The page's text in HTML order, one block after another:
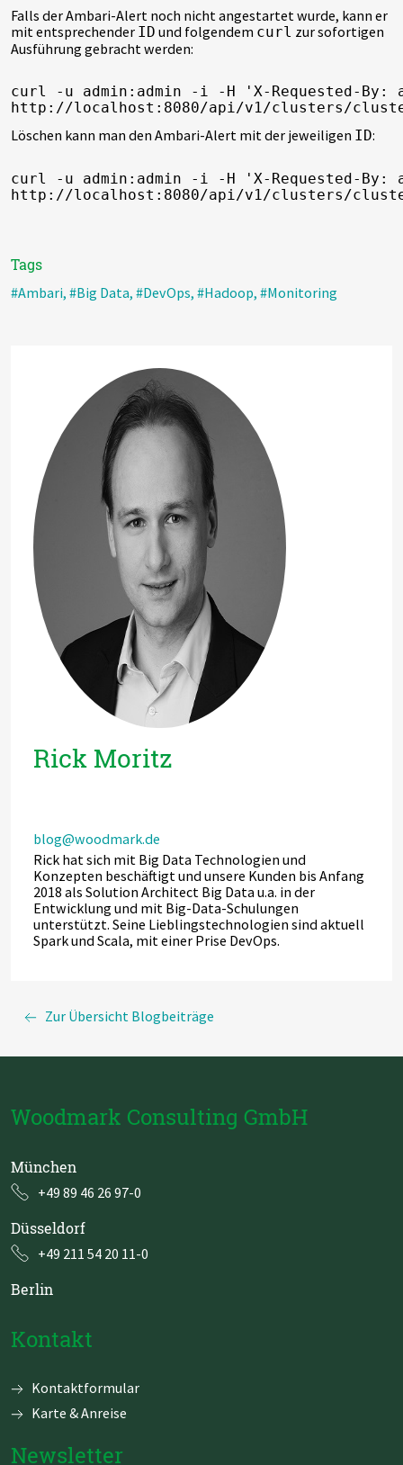
Falls der Ambari-Alert noch nicht angestartet wurde, kann er
mit entsprechender ID und folgendem curl zur sofortigen
Ausführung gebracht werden:
curl -u admin:admin -i -H 'X-Requested-By:
http://localhost:8080/api/v1/clusters/
Löschen kann man den Ambari-Alert mit der jeweiligen ID:
curl -u admin:admin -i -H 'X-Requested-By:
http://localhost:8080/api/v1/clusters/
Tags
#Ambari, #Big Data, #DevOps, #Hadoop, #Monitoring
Rick Moritz
blog@woodmark.de
Rick hat sich mit Big Data Technologien und
Konzepten beschäftigt und unsere Kunden bis Anfang
2018 als Solution Architect Big Data u.a. in der
Entwicklung und mit Big-Data-Schulungen
unterstützt. Seine Lieblingstechnologien sind aktuell
Spark und Scala, mit einer Prise DevOps.
Zur Übersicht Blogbeiträge
Woodmark Consulting GmbH
München
+49 89 46 26 97-0
Düsseldorf
+49 211 54 20 11-0
Berlin
Kontakt
Navigation
Kontaktformular
Karte & Anreise
Newsletter